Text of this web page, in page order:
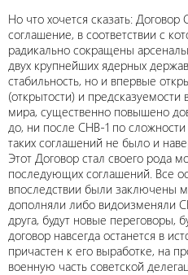
Но что хочется сказать:
соглашение, в соответствии с
радикально сокращены
двух крупнейших ядерных
стабильность, но и впервые
(открытости) и предсказуемости
мира, существенно повышено
до, ни после СНВ-1 по
таких соглашений не было и
Этот Договор стал своего рода
последующих соглашений. Все
впоследствии были заключены
дополняли либо видоизменяли
друга, будут новые переговоры,
договор навсегда останется в
причастен к его выработке, на
военную часть советской